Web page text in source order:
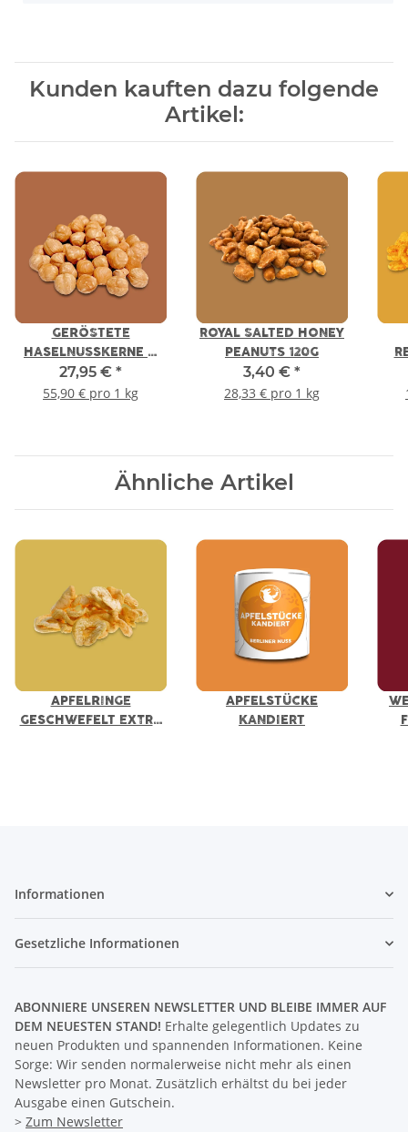
Kunden kauften dazu folgende
Artikel:
GERÖSTETE
HASELNUSSKERNE –
NOCCIOLA DEL
PIEMONTE IGP 500G
27,95 € *
55,90 € pro 1 kg
ROYAL SALTED HONEY
PEANUTS 120G
3,40 € *
28,33 € pro 1 kg
Ähnliche Artikel
APFELRINGE
GESCHWEFELT EXTRA
APFELSTÜCKE
KANDIERT
Informationen
Gesetzliche Informationen
ABONNIERE UNSEREN NEWSLETTER UND BLEIBE IMMER AUF
DEM NEUESTEN STAND! Erhalte gelegentlich Updates zu
neuen Produkten und spannenden Informationen. Keine
Sorge: Wir senden normalerweise nicht mehr als einen
Newsletter pro Monat. Zusätzlich erhältst du bei jeder
Ausgabe einen Gutschein.
> Zum Newsletter